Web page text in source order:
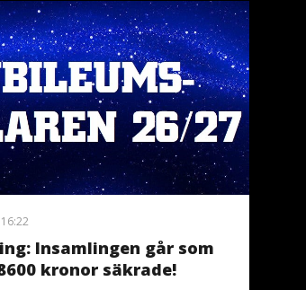
16:22
Insamlingen går som
kronor säkrade!